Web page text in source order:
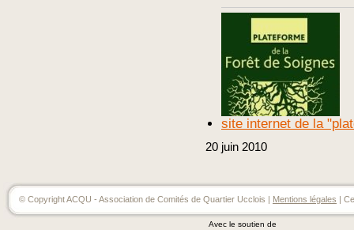
site internet de la
20 juin 2010
© Copyright ACQU - Association de Comités de Quartier Ucclois | Mentions légales |
Avec le soutien de